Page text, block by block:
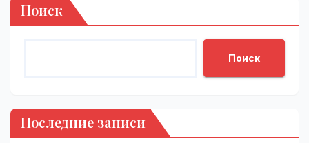
Поиск
Поиск
Последние записи